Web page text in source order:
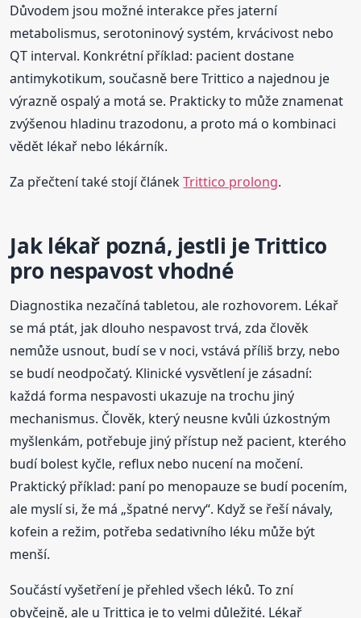
Důvodem jsou možné interakce přes jaterní
metabolismus, serotoninový systém, krvácivost nebo
QT interval. Konkrétní příklad: pacient dostane
antimykotikum, současně bere Trittico a najednou je
výrazně ospalý a motá se. Prakticky to může znamenat
zvýšenou hladinu trazodonu, a proto má o kombinaci
vědět lékař nebo lékárník.
Za přečtení také stojí článekTrittico prolong.
Jak lékař pozná, jestli je Trittico
pro nespavost vhodné
Diagnostika nezačíná tabletou, ale rozhovorem. Lékař
se má ptát, jak dlouho nespavost trvá, zda člověk
nemůže usnout, budí se v noci, vstává příliš brzy, nebo
se budí neodpočatý. Klinické vysvětlení je zásadní:
každá forma nespavosti ukazuje na trochu jiný
mechanismus. Člověk, který neusne kvůli úzkostným
myšlenkám, potřebuje jiný přístup než pacient, kterého
budí bolest kyčle, reflux nebo nucení na močení.
Praktický příklad: paní po menopauze se budí pocením,
ale myslí si, že má „špatné nervy“. Když se řeší návaly,
kofein a režim, potřeba sedativního léku může být
menší.
Součástí vyšetření je přehled všech léků. To zní
obyčejně, ale u Trittica je to velmi důležité. Lékař